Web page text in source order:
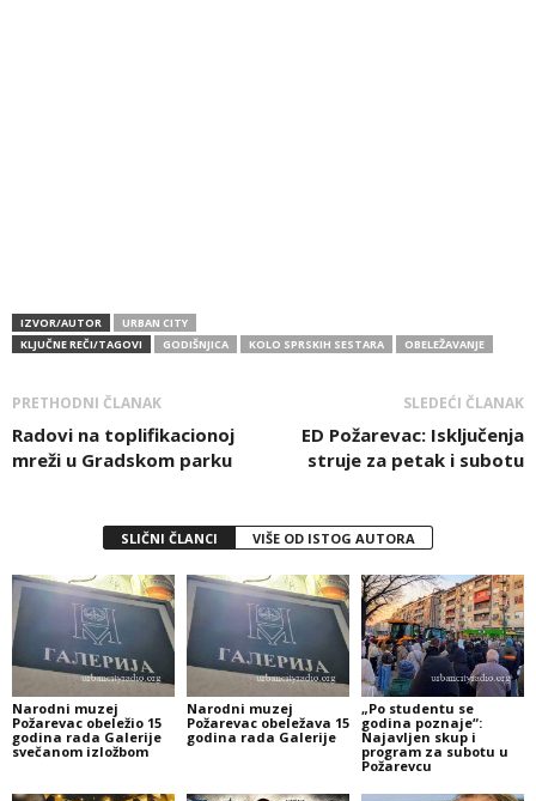
IZVOR/AUTOR
URBAN CITY
KLJUČNE REČI/TAGOVI
GODIŠNJICA KOLO SPRSKIH SESTARA OBELEŽAVANJE
PRETHODNI ČLANAK
Radovi na toplifikacionoj
mreži u Gradskom parku
SLEDEĆI ČLANAK
ED Požarevac: Isključenja
struje za petak i subotu
SLIČNI ČLANCI VIŠE OD ISTOG AUTORA
Narodni muzej
Požarevac obeležio 15
godina rada Galerije
svečanom izložbom
Narodni muzej
Požarevac obeležava 15
godina rada Galerije
„Po studentu se
godina poznaje“:
Najavljen skup i
program za subotu u
Požarevcu